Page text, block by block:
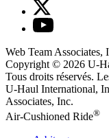
Web Team Associates,
Copyright © 2026 U-
Tous droits réservés.
U-Haul International,
Associates, Inc.
Air-Cushioned Ride®